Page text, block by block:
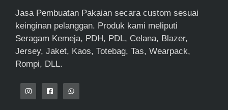
Jasa Pembuatan Pakaian secara custom sesuai
keinginan pelanggan. Produk kami meliputi
Seragam Kemeja, PDH, PDL, Celana, Blazer,
Jersey, Jaket, Kaos, Totebag, Tas, Wearpack,
Rompi, DLL.